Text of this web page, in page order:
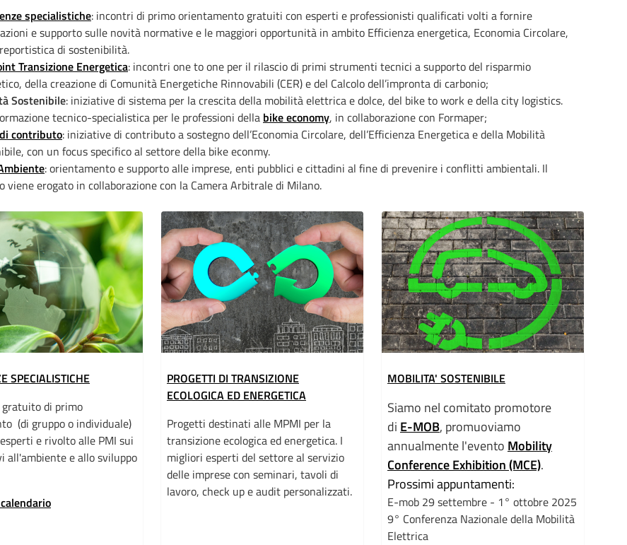
specialistiche: incontri di primo orientamento gratuiti con esperti e professionisti qualificati volti a fornire
e supporto sulle novità normative e le maggiori opportunità in ambito Efficienza energetica, Economia Circolare,
di sostenibilità.
Transizione Energetica: incontri one to one per il rilascio di primi strumenti tecnici a supporto del risparmio
della creazione di Comunità Energetiche Rinnovabili (CER) e del Calcolo dell’impronta di carbonio;
Sostenibile: iniziative di sistema per la crescita della mobilità elettrica e dolce, del bike to work e della city logistics.
tecnico-specialistica per le professioni della bike economy, in collaborazione con Formaper;
contributo: iniziative di contributo a sostegno dell’Economia Circolare, dell’Efficienza Energetica e della Mobilità
con un focus specifico al settore della bike econmy.
: orientamento e supporto alle imprese, enti pubblici e cittadini al fine di prevenire i conflitti ambientali. Il
viene erogato in collaborazione con la Camera Arbitrale di Milano.
SPECIALISTICHE
gratuito di primo
(di gruppo o individuale)
e rivolto alle PMI sui
all'ambiente e allo sviluppo
PROGETTI DI TRANSIZIONE
ECOLOGICA ED ENERGETICA
Progetti destinati alle MPMI per la
transizione ecologica ed energetica. I
migliori esperti del settore al servizio
delle imprese con seminari, tavoli di
lavoro, check up e audit personalizzati.
MOBILITA' SOSTENIBILE
Siamo nel comitato promotore
di E-MOB, promuoviamo
annualmente l'evento Mobility
Conference Exhibition (MCE).
Prossimi appuntamenti:
E-mob 29 settembre - 1° ottobre 2025
9° Conferenza Nazionale della Mobilità
Elettrica